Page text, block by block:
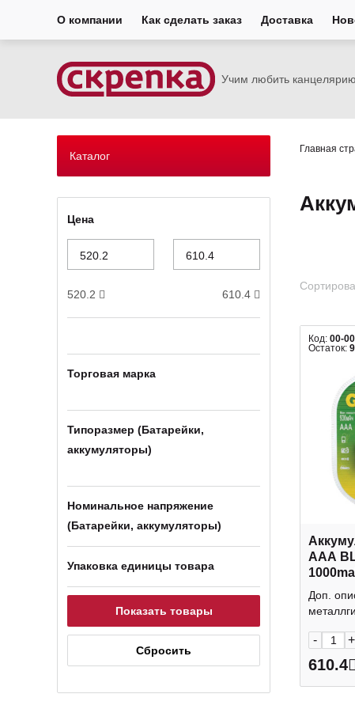
О компании Как сделать заказ Доставка
Учим любить канцелярию
Каталог
Цена
520.2 610.4
Торговая марка
Типоразмер (Батарейки,
аккумуляторы)
Номинальное напряжение
(Батарейки, аккумуляторы)
Упаковка единицы товара
Главная
Код: 00-
Остаток: 9
AAA
Доп.
- +
610.4